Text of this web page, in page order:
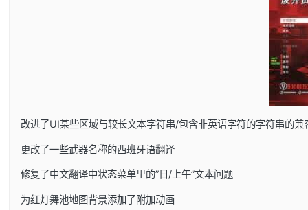
改进了UI某些区域与较长文本字符串/包含非英语字符的字符串的兼
更改了一些武器名称的西班牙语翻译
修复了中文翻译中状态菜单里的”日/上午”文本问题
为红灯舞池地图背景添加了附加动画